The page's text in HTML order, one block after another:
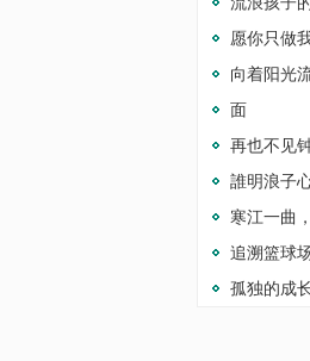
愿你只做
向着阳光
面
再也不见
誰明浪子
寒江一曲
追溯篮球
孤独的成